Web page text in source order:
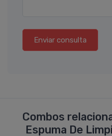
Enviar consulta
Combos
Espuma De